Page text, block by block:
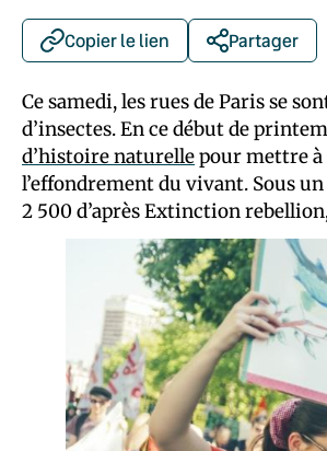
Copier le lien Partager
Ce samedi, les rues de Paris se
d’insectes. En ce début de
d’histoire naturellepour mettre à
l’effondrement du vivant. Sous
2 500 d’après Extinction